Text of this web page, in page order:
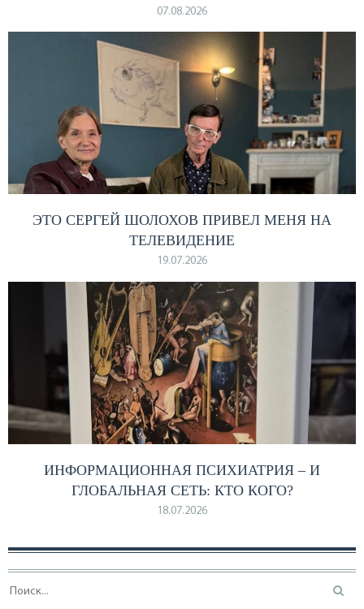
07.08.2026
ЭТО СЕРГЕЙ ШОЛОХОВ ПРИВЕЛ МЕНЯ НА
ТЕЛЕВИДЕНИЕ
19.07.2026
ИНФОРМАЦИОННАЯ ПСИХИАТРИЯ – И
ГЛОБАЛЬНАЯ СЕТЬ: КТО КОГО?
18.07.2026